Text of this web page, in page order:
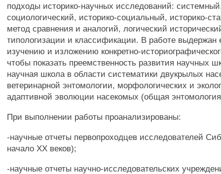
подходы историко-научных исследований:
социологический, историко-социальный, историко-
метод сравнения и аналогий, логический
типологизации и классификации. В работе выдержан
изучению и изложению конкретно-
чтобы показать преемственность развития научных
научная школа в области систематики двукрылых
ветеринарной энтомологии, морфологических и
адаптивной эволюции насекомых (общая
При выполнении работы проанализированы:
-научные отчеты первопроходцев исследователей
начало XX веков);
-научные отчеты научно-исследовательских